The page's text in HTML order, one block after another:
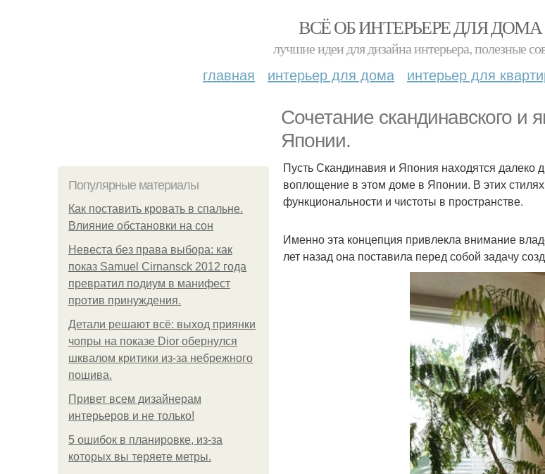
ВСЁ ОБ ИНТЕРЬЕРЕ ДЛЯ
лучшие идеи для дизайна интерьера, полезные
главная интерьер для дома интерьер для
Сочетание скандинавского и
Японии.
Популярные материалы
Как поставить кровать в спальне.
Влияние обстановки на сон
Невеста без права выбора: как
показ Samuel Cirnansck 2012 года
превратил подиум в манифест
против принуждения.
Детали решают всё: выход приянки
чопры на показе Dior обернулся
шквалом критики из-за небрежного
пошива.
Привет всем дизайнерам
интерьеров и не только!
5 ошибок в планировке, из-за
которых вы теряете метры.
Пусть Скандинавия и Япония находятся далеко
воплощение в этом доме в Японии. В этих
функциональности и чистоты в пространстве.
Именно эта концепция привлекла внимание
лет назад она поставила перед собой задачу